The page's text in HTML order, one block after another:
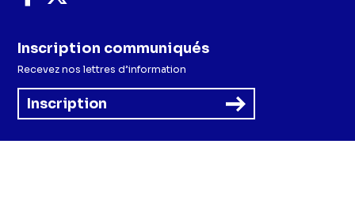
suivre
Facebook
X
Inscription communiqués
Recevez nos lettres d’information
Inscription